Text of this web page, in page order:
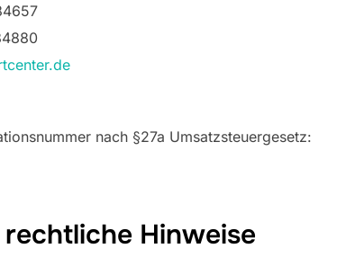
nach §27a Umsatzsteuergesetz:
Hinweise